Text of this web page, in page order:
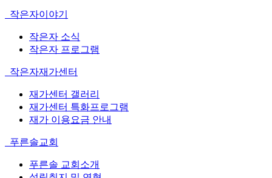
작은자이야기
작은자 소식
작은자 프로그램
작은자재가센터
재가센터 갤러리
재가센터 특화프로그램
재가 이용요금 안내
푸른솔교회
푸른솔 교회소개